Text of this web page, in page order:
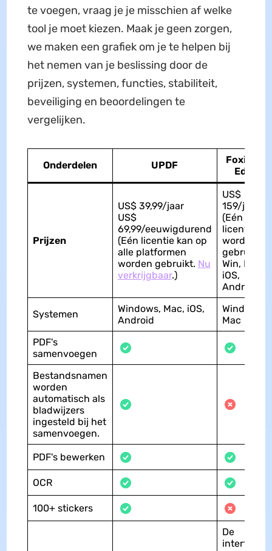
te voegen, vraag je je misschien af welke
tool je moet kiezen. Maak je geen zorgen,
we maken een grafiek om je te helpen bij
het nemen van je beslissing door de
prijzen, systemen, functies, stabiliteit,
beveiliging en beoordelingen te
vergelijken.
Onderdelen UPDF
Foxit PDF
Editor
Prijzen
US$ 39,99/jaar
US$
69,99/eeuwigdurend
(Eén licentie kan op
alle platformen
worden gebruikt. Nu
verkrijgbaar.)
US$
159/jaar
(Eén
licentie
worden
gebruikt
Win, Mac,
iOS,
Android)
Systemen
Windows, Mac, iOS,
Android
Windows,
Mac
PDF's
samenvoegen
Bestandsnamen
worden
automatisch als
bladwijzers
ingesteld bij het
samenvoegen.
PDF's bewerken
OCR
100+ stickers
De
interface